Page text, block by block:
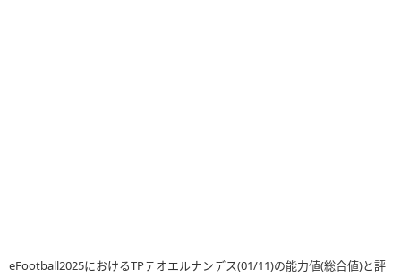
eFootball2025におけるTPテオエルナンデス(01/11)の能力値(総合値)と評